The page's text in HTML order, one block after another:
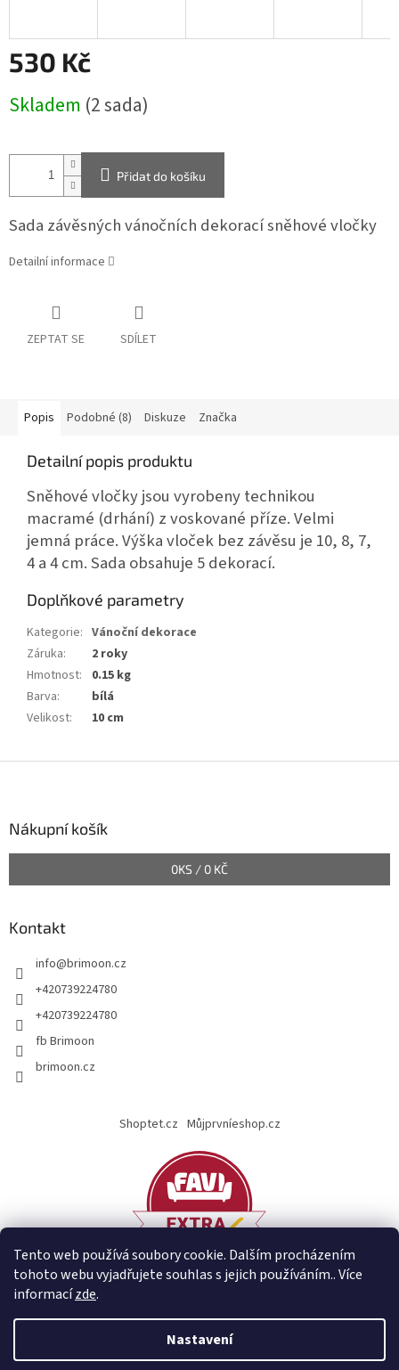
Tento web používá soubory cookie. Dalším procházením
tohoto webu vyjadřujete souhlas s jejich používáním.. Více
informacízde.
Nastavení
530 Kč
cena:
Skladem (2 sada)
Přidat do košíku
Sada závěsných vánočních dekorací sněhové vločky
Detailní informace
ZEPTAT SE SDÍLET
Popis Podobné (8) Diskuze Značka
Detailní popis produktu
Sněhové vločky jsou vyrobeny technikou
macramé (drhání) z voskované příze. Velmi
jemná práce. Výška vloček bez závěsu je 10, 8, 7,
4 a 4 cm. Sada obsahuje 5 dekorací.
Doplňkové parametry
Kategorie: Vánoční dekorace
Záruka:
2 roky
Hmotnost:
0.15 kg
Barva:
bílá
Velikost: 10 cm
Nákupní košík
0KS / 0 KČ
Kontakt
info@brimoon.cz
+420739224780
+420739224780
fb Brimoon
brimoon.cz
Shoptet.cz Můjprvníeshop.cz